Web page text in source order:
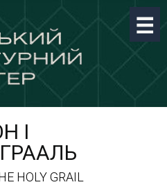
I
HOLY GRAIL